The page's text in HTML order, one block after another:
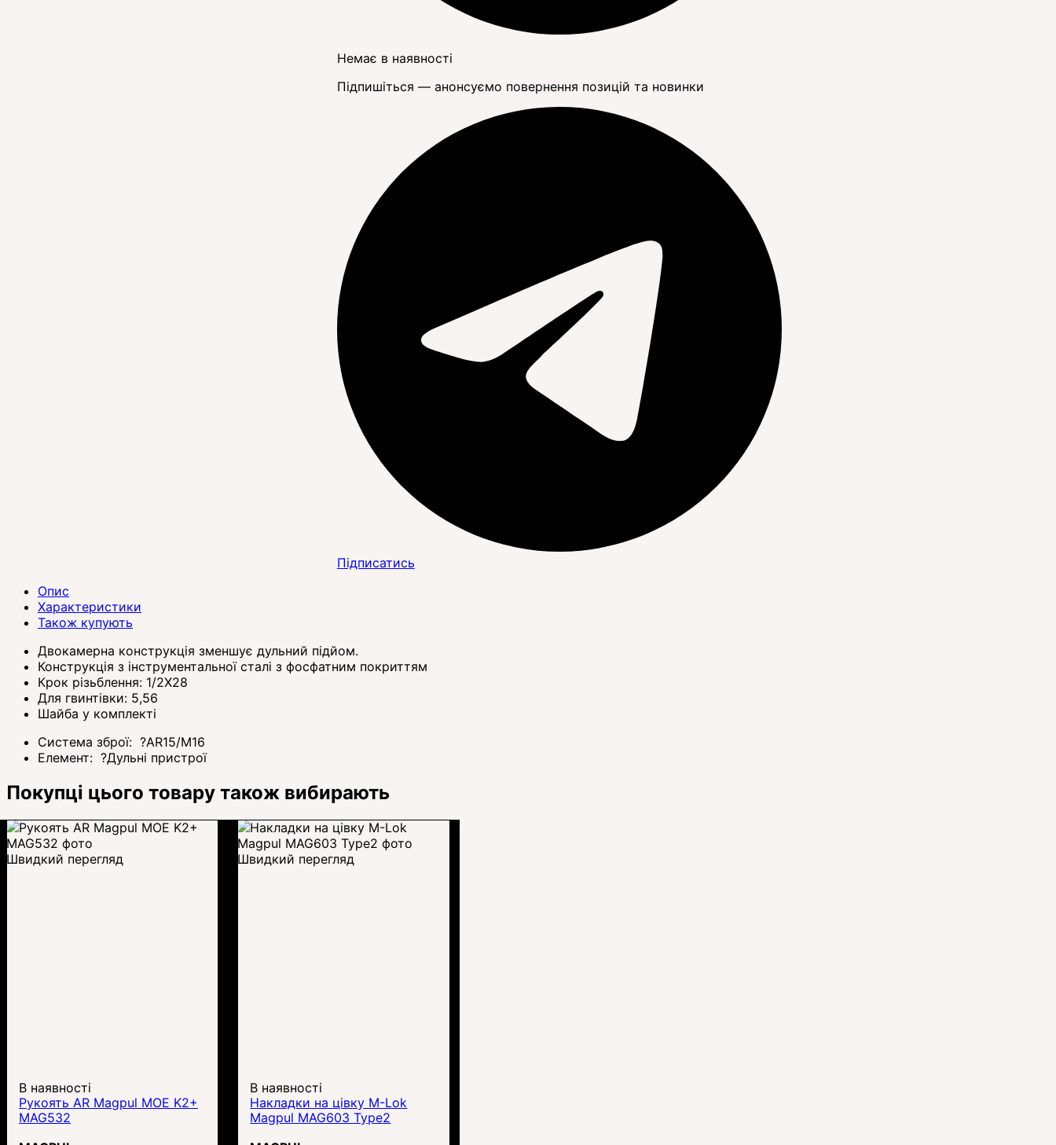
Немає в наявності
Підпишіться — анонсуємо повернення позицій та новинки
Підписатись
Опис
Характеристики
Також купують
Двокамерна конструкція зменшує дульний підйом.
Конструкція з інструментальної сталі з фосфатним покриттям
Крок різьблення: 1/2X28
Для гвинтівки: 5,56
Шайба у комплекті
Система зброї: ?AR15/M16
Елемент: ?Дульні пристрої
Покупці цього товару також вибирають
Швидкий перегляд
В наявності
Рукоять AR Magpul MOE K2+
MAG532
Швидкий перегляд
В наявності
Накладки на цівку M-Lok
Magpul MAG603 Type2